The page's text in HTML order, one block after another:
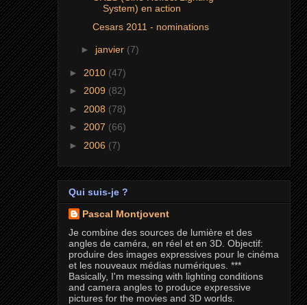
System) en action
Cesars 2011 - nominations
► janvier (7)
► 2010 (47)
► 2009 (82)
► 2008 (78)
► 2007 (66)
► 2006 (7)
Qui suis-je ?
Pascal Montjovent
Je combine des sources de lumière et des
angles de caméra, en réel et en 3D. Objectif:
produire des images expressives pour le cinéma
et les nouveaux médias numériques. ***
Basically, I'm messing with lighting conditions
and camera angles to produce expressive
pictures for the movies and 3D worlds.